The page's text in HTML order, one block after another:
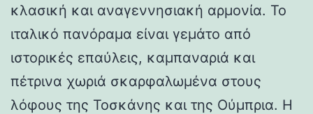
κλασική και αναγεννησιακή αρμονία. Το
ιταλικό πανόραμα είναι γεμάτο από
ιστορικές επαύλεις, καμπαναριά και
πέτρινα χωριά σκαρφαλωμένα στους
λόφους της Τοσκάνης και της Ούμπρια. Η